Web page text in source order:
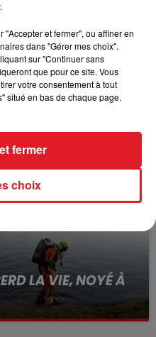
HOMICIDE
le logement servait
LA VIE, NOYÉ À
et fermer", ou affiner en
dans "Gérer mes choix".
sur "Continuer sans
que pour ce site. Vous
votre consentement à tout
situé en bas de chaque page.
choix
fermer